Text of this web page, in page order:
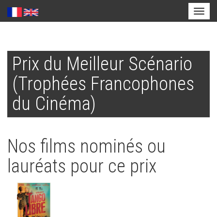
contenu
principal
Prix du Meilleur Scénario
(Trophées Francophones
du Cinéma)
Nos films nominés ou
lauréats pour ce prix